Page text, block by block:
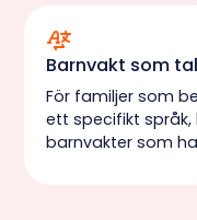
Barnvakt som
För familjer som
ett specifikt
barnvakter som